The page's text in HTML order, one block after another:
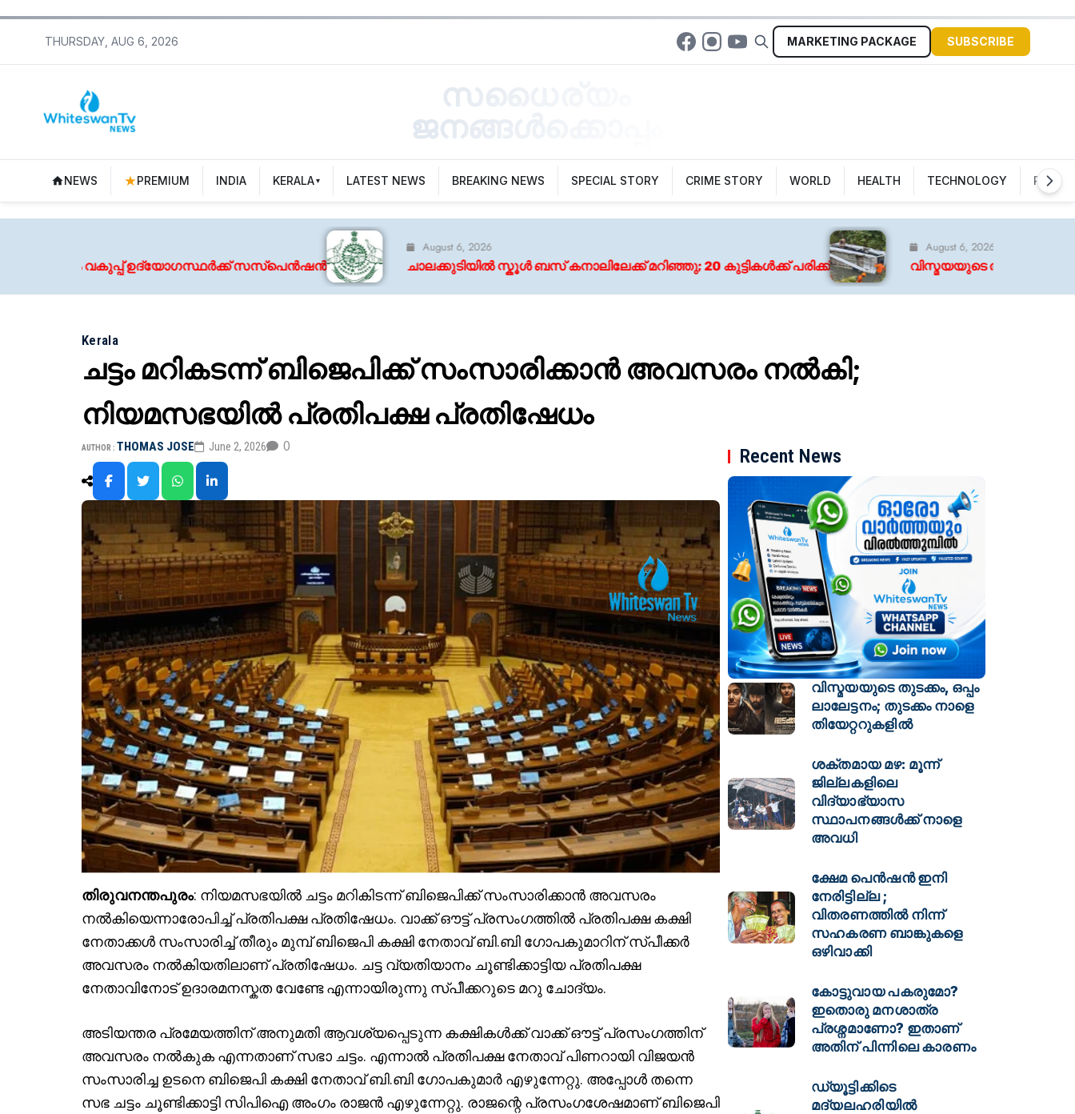
THURSDAY, AUG 6, 2026 MARKETING PACKAGE SUBSCRIBE
സധൈര്യം
ജനങ്ങൾക്കൊപ്പം
NEWS PREMIUM INDIA KERALA LATEST NEWS BREAKING NEWS SPECIAL STORY CRIME STORY WORLD HEALTH TECHNOLOGY
ഉദ്യോഗസ്ഥർക്ക് സസ്പെൻഷൻ
August 6, 2026
ചാലക്കുടിയിൽ സ്കൂൾ ബസ് കനാലിലേക്ക് മറിഞ്ഞു; 20 കുട്ടികൾക്ക് പരിക്ക്
August 6, 2026
വിസ്മയയുടെ തുടക്കം, ഒപ്പം ലാലേട്ടനം; തുടക്കം
Kerala
ചട്ടം മറികടന്ന് ബിജെപിക്ക് സംസാരിക്കാൻ അവസരം നൽകി;
നിയമസഭയിൽ പ്രതിപക്ഷ പ്രതിഷേധം
AUTHOR : THOMAS JOSE June 2, 2026 0
തിരുവനന്തപുരം: നിയമസഭയിൽ ചട്ടം മറികിടന്ന് ബിജെപിക്ക്‌ സംസാരിക്കാൻ അവസരം
നൽകിയെന്നാരോപിച്ച് പ്രതിപക്ഷ പ്രതിഷേധം. വാക്ക് ഔട്ട്‌ പ്രസംഗത്തിൽ പ്രതിപക്ഷ കക്ഷി
നേതാക്കൾ സംസാരിച്ച് തീരും മുമ്പ് ബിജെപി കക്ഷി നേതാവ് ബി.ബി ഗോപകുമാറിന് സ്പീക്കർ
അവസരം നൽകിയതിലാണ് പ്രതിഷേധം. ചട്ട വ്യതിയാനം ചൂണ്ടിക്കാട്ടിയ പ്രതിപക്ഷ
നേതാവിനോട് ഉദാരമനസ്കത വേണ്ടേ എന്നായിരുന്നു സ്പീക്കറുടെ മറു ചോദ്യം.
അടിയന്തര പ്രമേയത്തിന് അനുമതി ആവശ്യപ്പെടുന്ന കക്ഷികൾക്ക് വാക്ക് ഔട്ട്‌ പ്രസംഗത്തിന്
അവസരം നൽകുക എന്നതാണ് സഭാ ചട്ടം. എന്നാൽ പ്രതിപക്ഷ നേതാവ് പിണറായി വിജയൻ
സംസാരിച്ച ഉടനെ ബിജെപി കക്ഷി നേതാവ് ബി.ബി ഗോപകുമാർ എഴുന്നേറ്റു. അപ്പോൾ തന്നെ
സഭ ചട്ടം ചൂണ്ടിക്കാട്ടി സിപിഐ അംഗം രാജൻ എഴുന്നേറ്റു. രാജന്റെ പ്രസംഗശേഷമാണ് ബിജെപി
Recent News
വിസ്മയയുടെ തുടക്കം, ഒപ്പം
ലാലേട്ടനം; തുടക്കം നാളെ
തിയേറ്ററുകളിൽ
ശക്തമായ മഴ: മൂന്ന്
ജില്ലകളിലെ
വിദ്യാഭ്യാസ
സ്ഥാപനങ്ങള്‍ക്ക് നാളെ
അവധി
ക്ഷേമ പെൻഷൻ ഇനി
നേരിട്ടില്ല ;
വിതരണത്തിൽ നിന്ന്
സഹകരണ ബാങ്കുകളെ
ഒഴിവാക്കി
കോട്ടുവായ പകരുമോ?
ഇതൊരു മനശാത്ര
പ്രശ്നമാണോ? ഇതാണ്
അതിന് പിന്നിലെ കാരണം
ഡ്യൂട്ടിക്കിടെ
മദ്യലഹരിയിൽ